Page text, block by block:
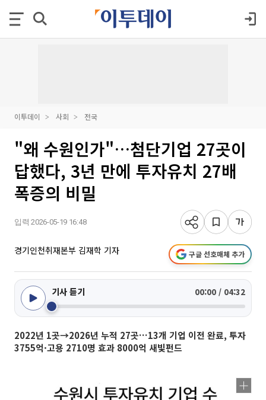
이투데이 사회 전국
"왜 수원인가"…첨단기업 27곳이
답했다, 3년 만에 투자유치 27배
폭증의 비밀
입력 2026-05-19 16:48
경기인천취재본부 김재학 기자 구글 선호매체 추가
기사 듣기 00:00 / 04:32
2022년 1곳→2026년 누적 27곳…13개 기업 이전 완료, 투자
3755억·고용 2710명 효과 8000억 새빛펀드